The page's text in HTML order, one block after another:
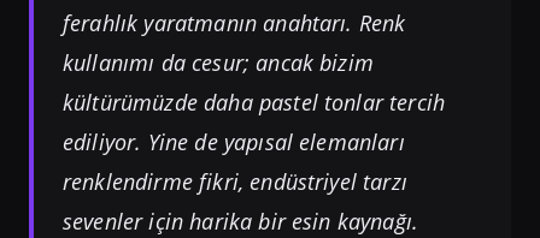
ferahlık yaratmanın anahtarı. Renk
kullanımı da cesur; ancak bizim
kültürümüzde daha pastel tonlar tercih
ediliyor. Yine de yapısal elemanları
renklendirme fikri, endüstriyel tarzı
sevenler için harika bir esin kaynağı.